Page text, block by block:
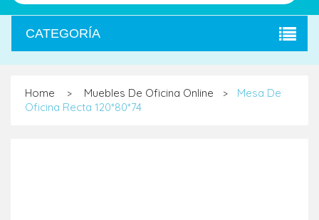
CATEGORÍA
Home > Muebles De Oficina Online >
Mesa De
Oficina Recta 120*80*74